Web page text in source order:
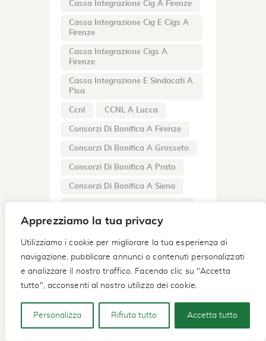
Apprezziamo la tua privacy
Utilizziamo i cookie per migliorare la tua esperienza di
navigazione, pubblicare annunci o contenuti personalizzati
e analizzare il nostro traffico. Facendo clic su "Accetta
tutto", acconsenti al nostro utilizzo dei cookie.
Personalizza Rifiuta tutto Accetta tutto
Cassa Integrazione Cig A Firenze
Cassa Integrazione Cig E Cigs A
Firenze
Cassa Integrazione Cigs A
Firenze
Cassa Integrazione E Sindacati A
Pisa
Ccnl CCNL A Lucca
Consorzi Di Bonifica A Firenze
Consorzi Di Bonifica A Grosseto
Consorzi Di Bonifica A Prato
Consorzi Di Bonifica A Siena
Consulenza Fiscale Livorno
Contratti Collettivi Nazionali Di
Lavoro
Contratti Collettivi Nazionali Di
Lavoro A Lucca
Contratti Collettivi Nazionali Di
Lavoro A Pisa
Contratti Collettivi Nazionali Di